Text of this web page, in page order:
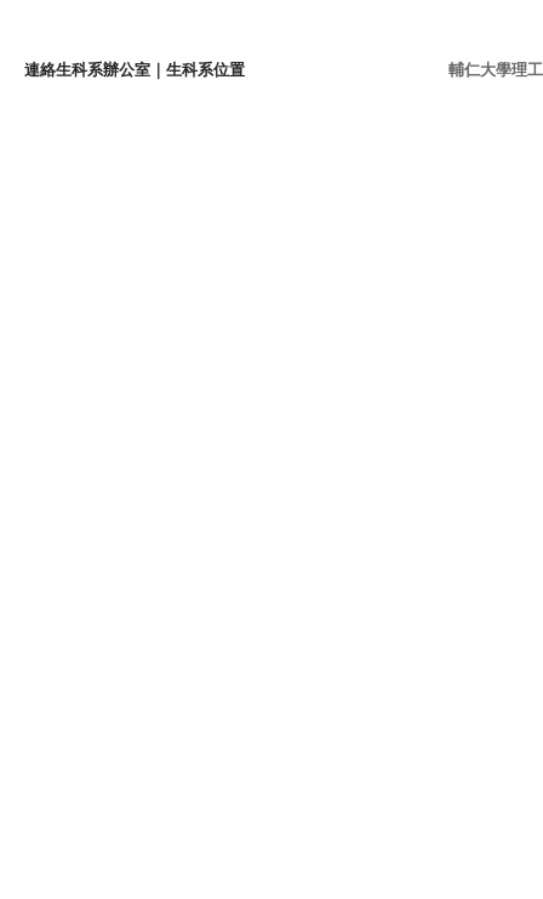
連絡生科系辦公室 生科系位置 輔仁大學理